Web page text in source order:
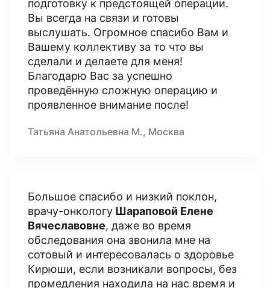
подготовку к предстоящей операции.
Вы всегда на связи и готовы
выслушать. Огромное спасибо Вам и
Вашему коллективу за то что вы
сделали и делаете для меня!
Благодарю Вас за успешно
проведённую сложную операцию и
проявленное внимание после!
Татьяна Анатольевна М., Москва
Большое спасибо и низкий поклон,
врачу-онкологу Шараповой Елене
Вячеславовне, даже во время
обследования она звонила мне на
сотовый и интересовалась о здоровье
Кирюши, если возникали вопросы, без
промедления находила на нас время и